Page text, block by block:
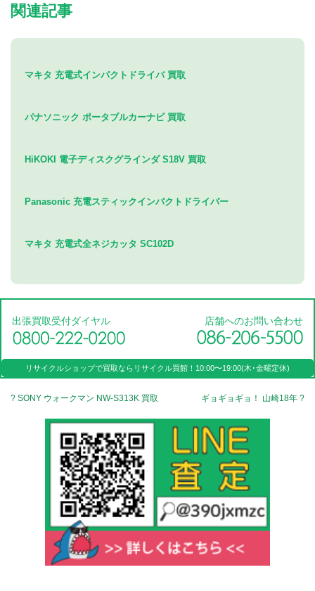
関連記事
マキタ 充電式インパクトドライバ 買取
パナソニック ポータブルカーナビ 買取
HiKOKI 電子ディスクグラインダ S18V 買取
Panasonic 充電スティックインパクトドライバー
マキタ 充電式全ネジカッタ SC102D
出張買取受付ダイヤル 店舗へのお問い合わせ
リサイクルショップで買取なら リサイクル買館！ 10:00〜19:00(木･金曜定休)
? SONY ウォークマン NW-S313K 買取 ギョギョギョ！ 山崎18年 ?